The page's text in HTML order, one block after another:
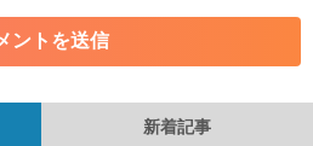
む内容の投稿
と判断した投稿
新着記事